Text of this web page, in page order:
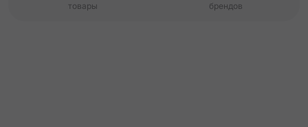
товары
брендов